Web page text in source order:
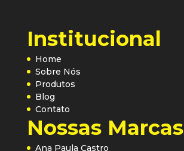
Institucional
Home
Sobre Nós
Produtos
Blog
Contato
Nossas Marcas
Ana Paula Castro